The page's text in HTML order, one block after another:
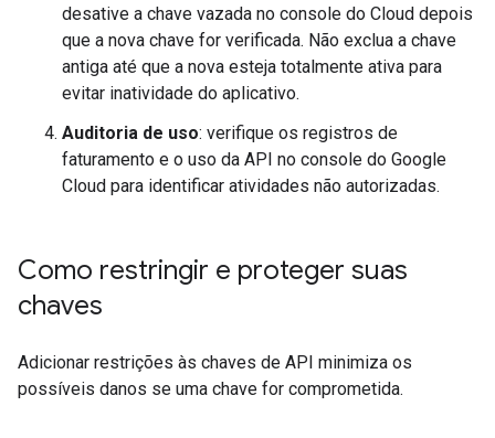
desative a chave vazada no console do Cloud depois
que a nova chave for verificada. Não exclua a chave
antiga até que a nova esteja totalmente ativa para
evitar inatividade do aplicativo.
Auditoria de uso: verifique os registros de
faturamento e o uso da API no console do Google
Cloud para identificar atividades não autorizadas.
Como restringir e proteger suas
chaves
Adicionar restrições às chaves de API minimiza os
possíveis danos se uma chave for comprometida.